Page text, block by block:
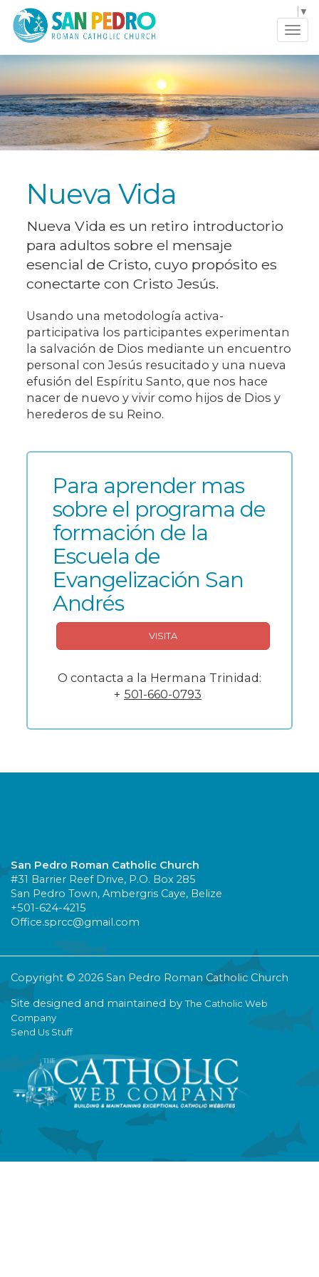
▼
Nueva Vida
Nueva Vida es un retiro introductorio
para adultos sobre el mensaje
esencial de Cristo, cuyo propósito es
conectarte con Cristo Jesús.
Usando una metodología activa-
participativa los participantes experimentan
la salvación de Dios mediante un encuentro
personal con Jesús resucitado y una nueva
efusión del Espíritu Santo, que nos hace
nacer de nuevo y vivir como hijos de Dios y
herederos de su Reino.
Para aprender mas
sobre el programa de
formación de la
Escuela de
Evangelización San
Andrés
VISITA
O contacta a la Hermana Trinidad:
+ 501-660-0793
San Pedro Roman Catholic Church
#31 Barrier Reef Drive, P.O. Box 285
San Pedro Town, Ambergris Caye, Belize
+501-624-4215
Office.sprcc@gmail.com
Copyright © 2026 San Pedro Roman Catholic Church
Site designed and maintained byThe Catholic Web
Company
Send Us Stuff